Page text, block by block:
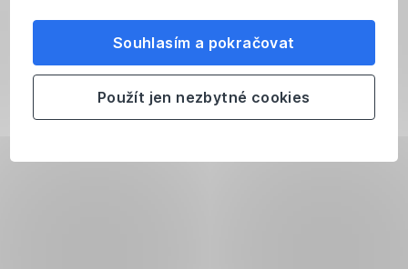
Souhlasím a pokračovat
Použít jen nezbytné cookies